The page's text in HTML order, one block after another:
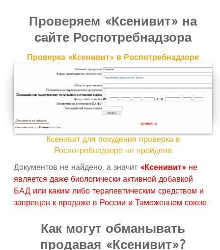
Проверяем «Ксенивит» на
сайте Роспотребнадзора
Проверка «Ксенивит» в Роспотребнадзоре
Ксенивит для похудения проверка в
Роспотребнадзоре не пройдена
Документов не найдено, а значит «Ксенивит» не
является даже биологически активной добавкой
БАД или каким либо терапевтическим средством и
запрещен к продаже в России и Таможенном союзе.
Как могут обманывать
продавая «Ксенивит»?